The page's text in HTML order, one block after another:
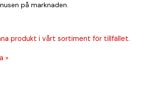
på marknaden.
produkt i vårt sortiment för tillfället.
»